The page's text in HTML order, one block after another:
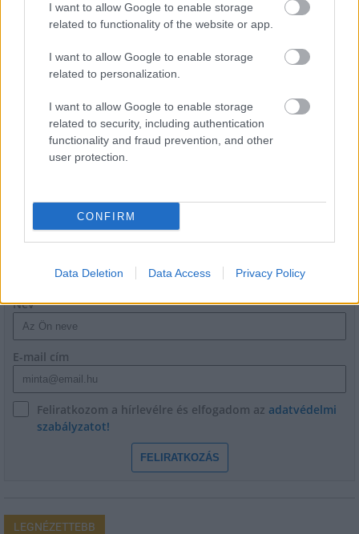
I want to allow Google to enable storage
related to functionality of the website or app.
I want to allow Google to enable storage
related to personalization.
I want to allow Google to enable storage
related to security, including authentication
functionality and fraud prevention, and other
user protection.
CONFIRM
Data Deletion Data Access Privacy Policy
Hódmezővásárhely jó hírű református
iskoláját
Látványos építési szakasz indult be a
Flórián téri felüljárón
Név
E-mail cím
Feliratkozom a hírlevélre és elfogadom az adatvédelmi
szabályzatot!
FELIRATKOZÁS
LEGNÉZETTEBB